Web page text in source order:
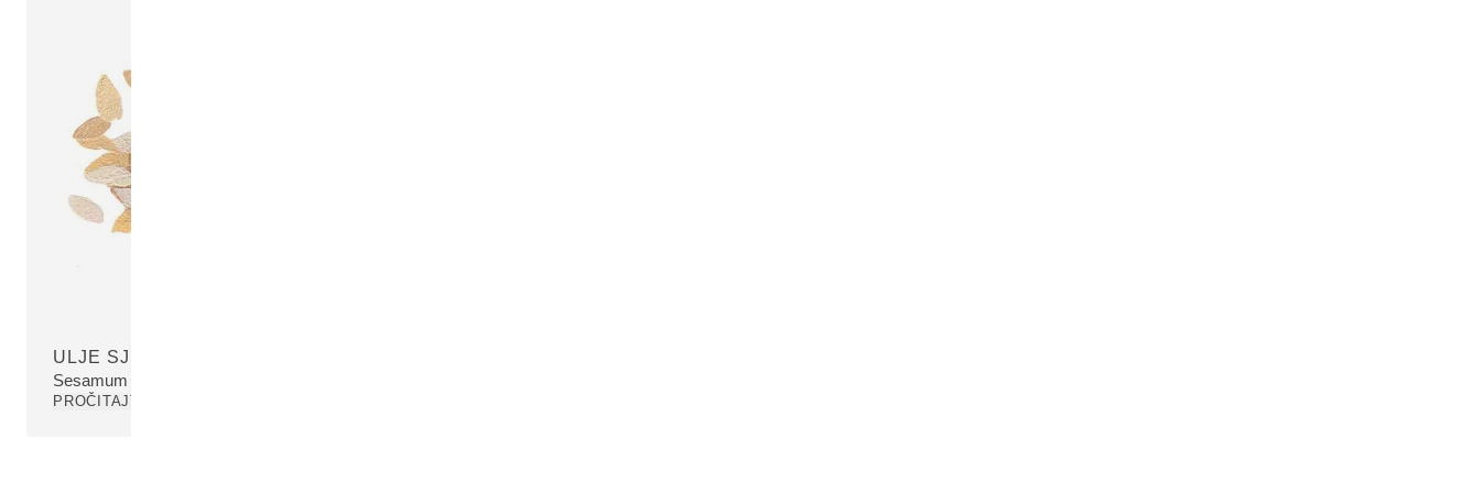
ULJE SJEMENA SUSAMA
Sesamum Indicum (Sesame) Seed Oil
PROČITAJTE VIŠE